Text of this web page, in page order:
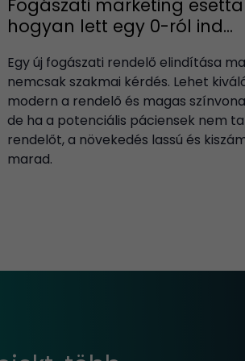
Fogászati marketing
hogyan lett egy 0-ról ind...
Egy új fogászati rendelő elindítása
nemcsak szakmai kérdés. Lehet
modern a rendelő és magas
de ha a potenciális páciensek nem
rendelőt, a növekedés lassú és
marad.